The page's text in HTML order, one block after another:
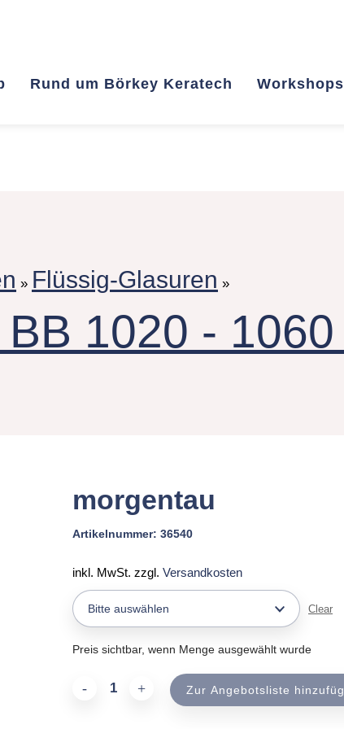
Rund um Börkey Keratech Workshops
» Flüssig-Glasuren »
1020 - 1060
morgentau
Artikelnummer: 36540
inkl. MwSt. zzgl. Versandkosten
Clear
Preis sichtbar, wenn Menge ausgewählt wurde
Zur Angebotsliste